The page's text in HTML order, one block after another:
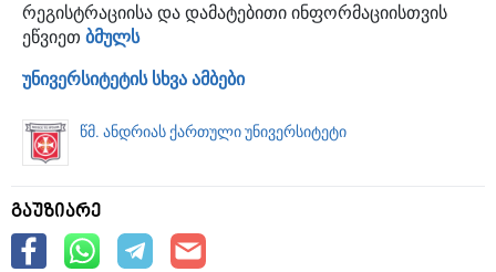
რეგისტრაციისა და დამატებითი ინფორმაციისთვის
ეწვიეთ ბმულს
უნივერსიტეტის სხვა ამბები
წმ. ანდრიას ქართული უნივერსიტეტი
გაუზიარე